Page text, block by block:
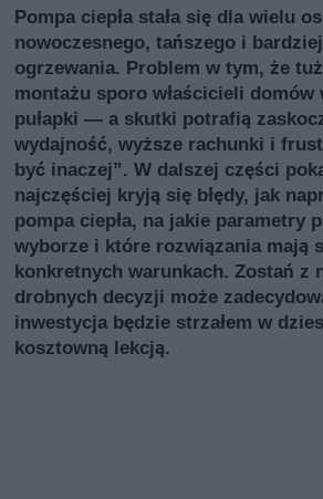
Pompa ciepła stała się dla wielu
nowoczesnego, tańszego i
ogrzewania. Problem w tym, że
montażu sporo właścicieli domów
pułapki — a skutki potrafią
wydajność, wyższe rachunki i
być inaczej”. W dalszej części
najczęściej kryją się błędy, jak
pompa ciepła, na jakie parametry
wyborze i które rozwiązania mają
konkretnych warunkach. Zostań z
drobnych decyzji może
inwestycja będzie strzałem w
kosztowną lekcją.